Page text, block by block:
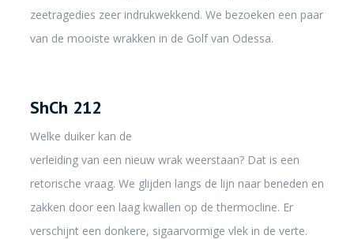
zeetragedies zeer indrukwekkend. We bezoeken een paar
van de mooiste wrakken in de Golf van Odessa.
ShCh 212
Welke duiker kan de
verleiding van een ​​nieuw wrak weerstaan? Dat is een
retorische vraag. We glijden langs de lijn naar beneden en
zakken door een laag kwallen op de thermocline. Er
verschijnt een donkere, sigaarvormige vlek in de verte.